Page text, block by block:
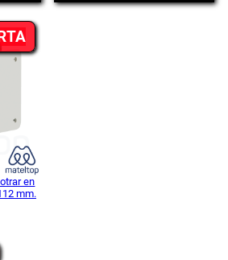
5,74 €.
es:
4,84 €.
5,69 €.
es:
PRODUCTO
EN
en
mm.
El